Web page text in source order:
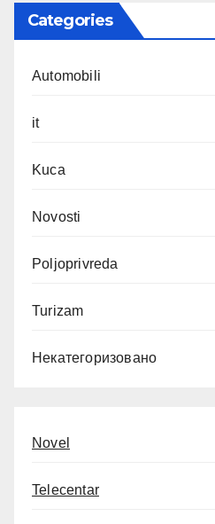
Categories
Automobili
it
Kuca
Novosti
Poljoprivreda
Turizam
Некатегоризовано
Novel
Telecentar